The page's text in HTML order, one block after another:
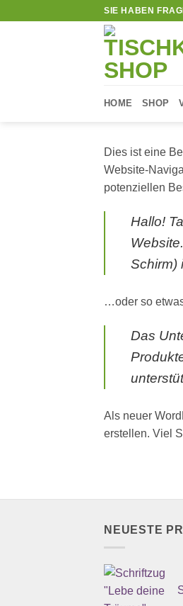
SIE HABEN
HOME SHOP
Dies ist eine
Website-
potenziellen
Hallo!
Schirm)
…oder so
Das
Als neuer
erstellen. Viel
NEUESTE